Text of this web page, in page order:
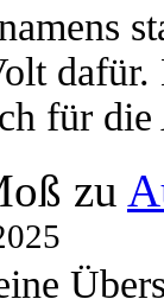
für
zu